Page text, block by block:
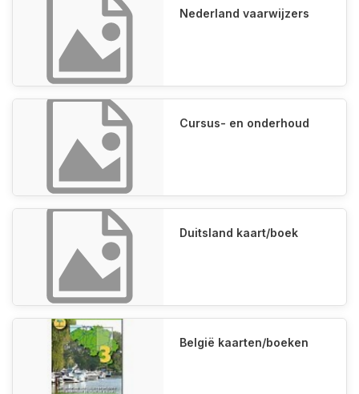
Nederland vaarwijzers
Cursus- en onderhoud
Duitsland kaart/boek
België kaarten/boeken